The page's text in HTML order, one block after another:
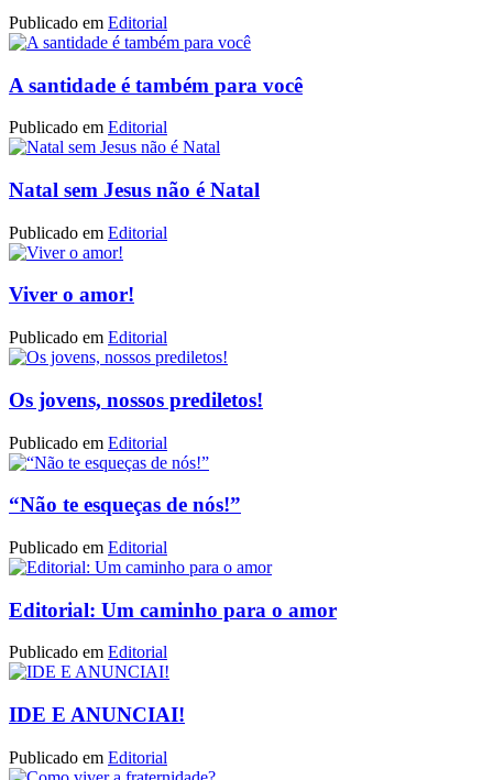
Publicado em Editorial
A santidade é também para você
Publicado em Editorial
Natal sem Jesus não é Natal
Publicado em Editorial
Viver o amor!
Publicado em Editorial
Os jovens, nossos prediletos!
Publicado em Editorial
“Não te esqueças de nós!”
Publicado em Editorial
Editorial: Um caminho para o amor
Publicado em Editorial
IDE E ANUNCIAI!
Publicado em Editorial